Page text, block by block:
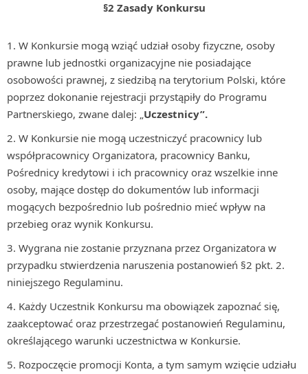
§2 Zasady Konkursu
W Konkursie mogą wziąć udział osoby fizyczne, osoby
prawne lub jednostki organizacyjne nie posiadające
osobowości prawnej, z siedzibą na terytorium Polski, które
poprzez dokonanie rejestracji przystąpiły do Programu
Partnerskiego, zwane dalej: „Uczestnicy”.
W Konkursie nie mogą uczestniczyć pracownicy lub
współpracownicy Organizatora, pracownicy Banku,
Pośrednicy kredytowi i ich pracownicy oraz wszelkie inne
osoby, mające dostęp do dokumentów lub informacji
mogących bezpośrednio lub pośrednio mieć wpływ na
przebieg oraz wynik Konkursu.
Wygrana nie zostanie przyznana przez Organizatora w
przypadku stwierdzenia naruszenia postanowień §2 pkt. 2.
niniejszego Regulaminu.
Każdy Uczestnik Konkursu ma obowiązek zapoznać się,
zaakceptować oraz przestrzegać postanowień Regulaminu,
określającego warunki uczestnictwa w Konkursie.
Rozpoczęcie promocji Konta, a tym samym wzięcie udziału